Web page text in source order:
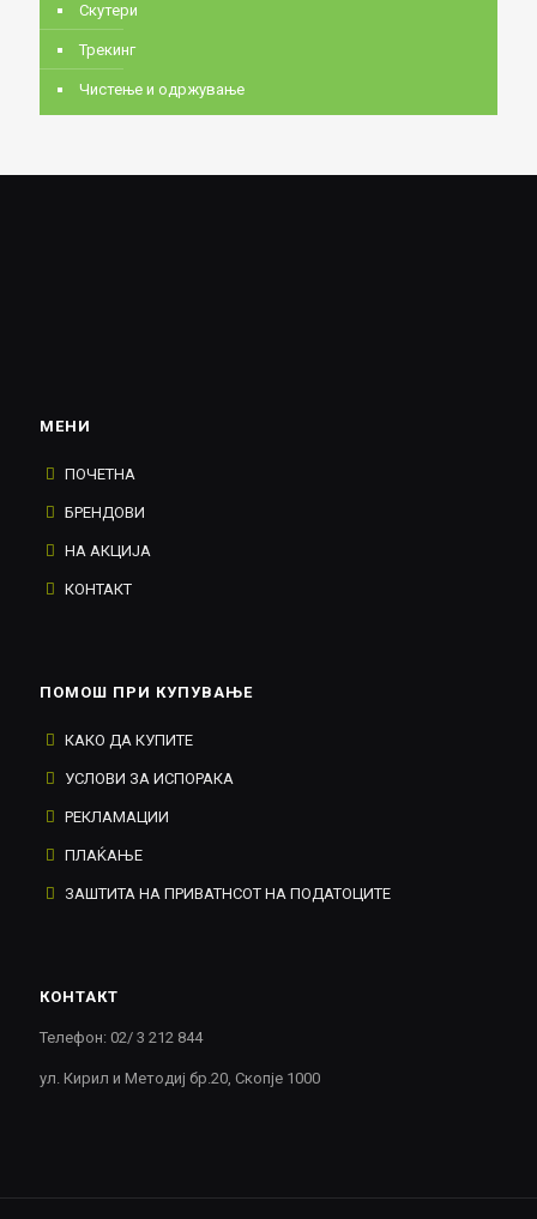
Скутери
Трекинг
Чистење и одржување
МЕНИ
ПОЧЕТНА
БРЕНДОВИ
НА АКЦИЈА
КОНТАКТ
ПОМОШ ПРИ КУПУВАЊЕ
КАКО ДА КУПИТЕ
УСЛОВИ ЗА ИСПОРАКА
РЕКЛАМАЦИИ
ПЛАЌАЊЕ
ЗАШТИТА НА ПРИВАТНСОТ НА ПОДАТОЦИТЕ
КОНТАКТ
Телефон: 02/ 3 212 844
ул. Кирил и Методиј бр.20, Скопје 1000